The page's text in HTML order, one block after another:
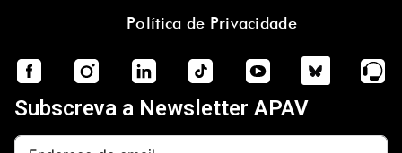
Política de Privacidade
Subscreva a Newsletter APAV